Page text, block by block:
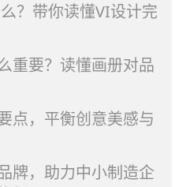
？带你读懂VI设计完
重要？读懂画册对品
点，平衡创意美感与
牌，助力中小制造企